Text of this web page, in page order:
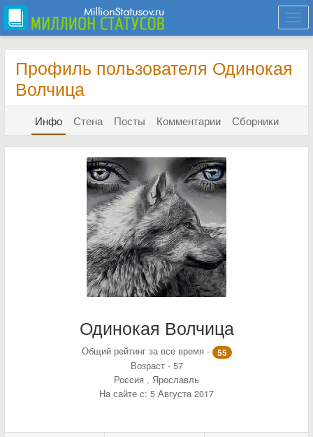
Профиль пользователя Одинокая
Волчица
Инфо Стена Посты Комментарии Сборники
Одинокая Волчица
Общий рейтинг за все время -
55
Возраст - 57
Россия , Ярославль
На сайте с: 5 Августа 2017